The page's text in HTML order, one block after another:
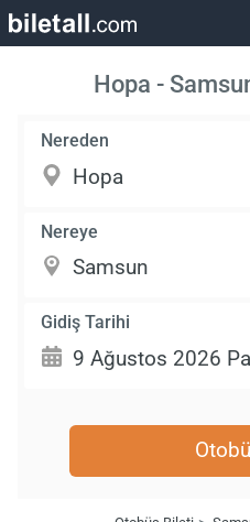
Hopa -
Nereden
Nereye
Gidiş Tarihi